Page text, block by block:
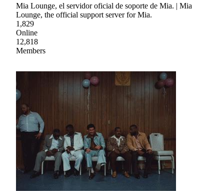
Mia Lounge, el servidor oficial de soporte de Mia. | Mia
Lounge, the official support server for Mia.
1,829
Online
12,818
Members